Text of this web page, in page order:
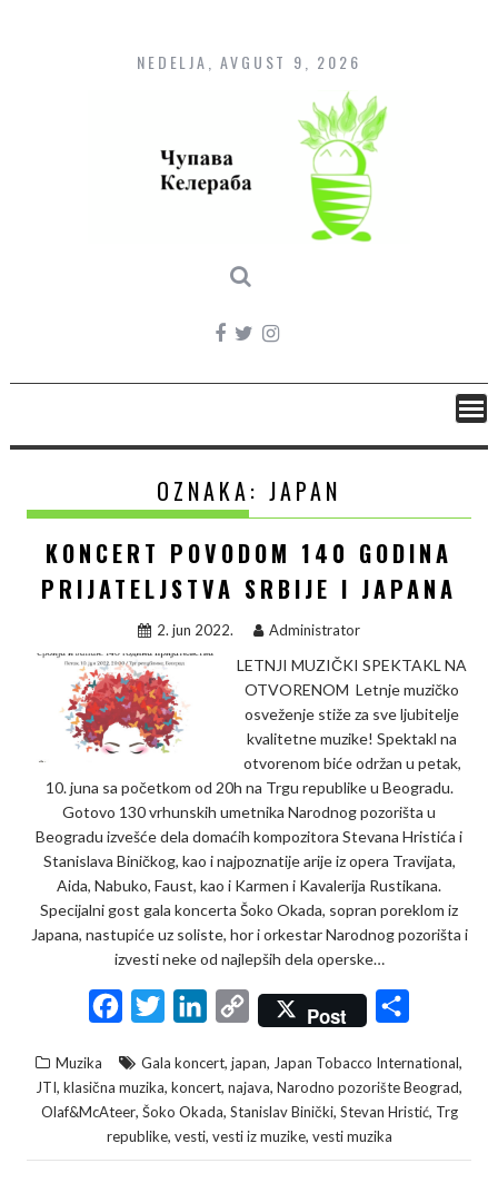
content
NEDELJA, AVGUST 9, 2026
OZNAKA: JAPAN
KONCERT POVODOM 140 GODINA
PRIJATELJSTVA SRBIJE I JAPANA
2. jun 2022. Administrator
LETNJI MUZIČKI SPEKTAKL NA
OTVORENOM Letnje muzičko
osveženje stiže za sve ljubitelje
kvalitetne muzike! Spektakl na
otvorenom biće održan u petak,
10. juna sa početkom od 20h na Trgu republike u Beogradu.
Gotovo 130 vrhunskih umetnika Narodnog pozorišta u
Beogradu izvešće dela domaćih kompozitora Stevana Hristića i
Stanislava Biničkog, kao i najpoznatije arije iz opera Travijata,
Aida, Nabuko, Faust, kao i Karmen i Kavalerija Rustikana.
Specijalni gost gala koncerta Šoko Okada, sopran poreklom iz
Japana, nastupiće uz soliste, hor i orkestar Narodnog pozorišta i
izvesti neke od najlepših dela operske…
c
e
b
i
t
t
n
k
e
C
p
y
L
Post
a
r
Muzika Gala koncert, japan, Japan Tobacco International,
JTI, klasična muzika, koncert, najava, Narodno pozorište Beograd,
Olaf&McAteer, Šoko Okada, Stanislav Binički, Stevan Hristić, Trg
republike, vesti, vesti iz muzike, vesti muzika